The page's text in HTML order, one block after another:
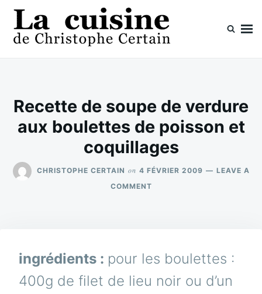
Skip
content
Search
for:
Recette de soupe de verdure
aux boulettes de poisson et
coquillages
CHRISTOPHE CERTAIN on 4 FÉVRIER 2009
LEAVE A
COMMENTON
AUX
BOULETTES
POISSON
ingrédients : pour les boulettes :
400g de filet de lieu noir ou d’un